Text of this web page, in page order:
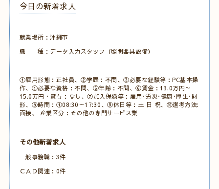
今日の新着求人
就業場所：沖縄市
職 種：データ入力スタッフ（照明器具設備）
①雇用形態：正社員、②学歴：不問、③必要な経験等：PC基本操
作、④必要な資格：不問、⑤年齢：不問、⑥賃金：13.0万円～
15.0万円・賞与：なし、⑦加入保険等：雇用･労災･健康･厚生･財
形、⑧時間：①08:30～17:30、⑨休日等：土 日 祝、⑩選考方法:
面接、 産業区分：その他の専門サービス業
その他新着求人
一般事務職：3件
ＣＡＤ関連：0件